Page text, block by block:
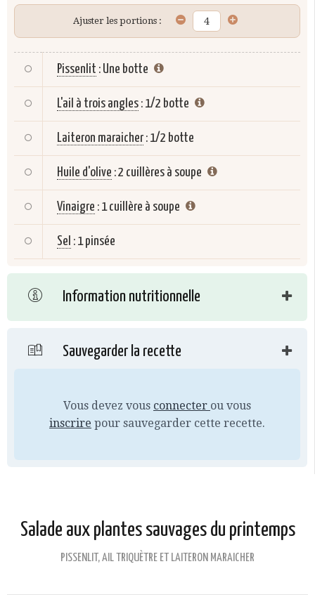
Ajuster les portions :
Pissenlit : Une botte
L'ail à trois angles : 1/2 botte
Laiteron maraicher : 1/2 botte
Huile d'olive :2 cuillères à soupe
Vinaigre : 1 cuillère à soupe
Sel : 1 pinsée
Information nutritionnelle
Sauvegarder la recette
Vous devez vous connecter ou vous
inscrire pour sauvegarder cette recette.
Salade aux plantes sauvages du printemps
PISSENLIT, AIL TRIQUÈTRE ET LAITERON MARAICHER